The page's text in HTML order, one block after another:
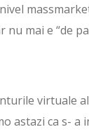
nu mai e “de
virtuale
astazi ca s- a